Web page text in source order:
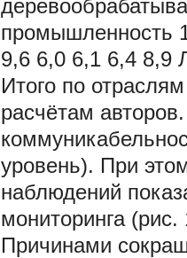
промышленность
9,6 6,0 6,1 6,4 8,9
Итого по
расчётам
уровень). При
наблюдений
мониторинга (рис.
Причинами